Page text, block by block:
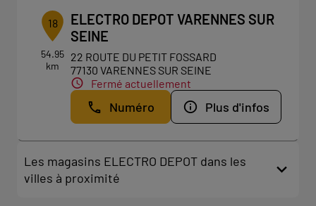
18
54.95
km
ELECTRO DEPOT VARENNES SUR
SEINE
22 ROUTE DU PETIT FOSSARD
77130 VARENNES SUR SEINE
Fermé actuellement
Numéro Plus d'infos
Les magasins ELECTRO DEPOT dans les
villes à proximité